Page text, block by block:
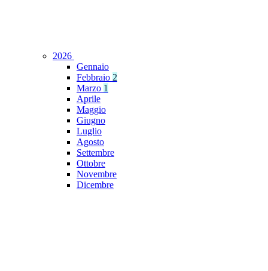
2026
Gennaio
Febbraio 2
Marzo 1
Aprile
Maggio
Giugno
Luglio
Agosto
Settembre
Ottobre
Novembre
Dicembre